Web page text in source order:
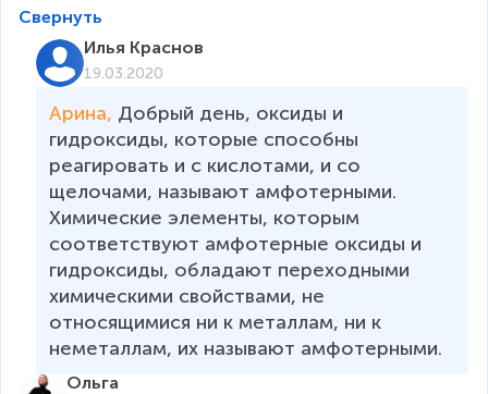
Свернуть
Илья Краснов
19.03.2020
Арина, Добрый день, оксиды и
гидроксиды, которые способны
реагировать и с кислотами, и со
щелочами, называют амфотерными.
Химические элементы, которым
соответствуют амфотерные оксиды и
гидроксиды, обладают переходными
химическими свойствами, не
относящимися ни к металлам, ни к
неметаллам, их называют амфотерными.
Ольга